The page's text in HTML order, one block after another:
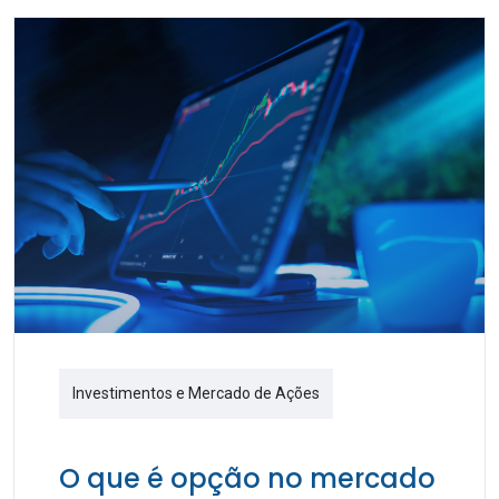
Investimentos e Mercado de Ações
O que é opção no mercado